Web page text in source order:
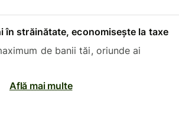
în străinătate, economisește la taxe
de banii tăi, oriunde ai
Află mai multe